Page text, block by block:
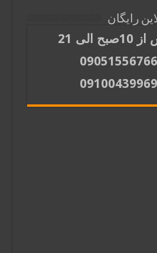
رایگان
الی 21
09051556766
09100439969